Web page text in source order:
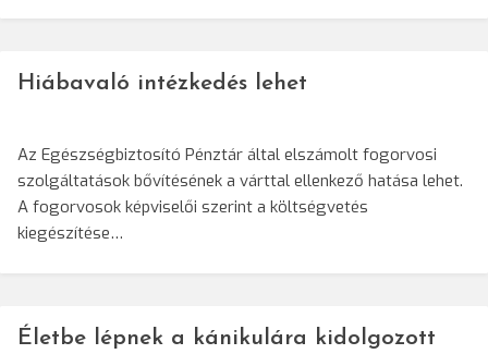
Hiábavaló intézkedés lehet
Az Egészségbiztosító Pénztár által elszámolt fogorvosi
szolgáltatások bővítésének a várttal ellenkező hatása lehet.
A fogorvosok képviselői szerint a költségvetés
kiegészítése…
Életbe lépnek a kánikulára kidolgozott